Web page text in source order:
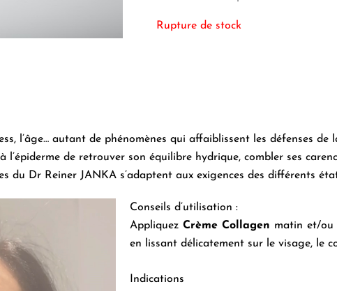
Rupture de stock
l’âge… autant de phénomènes qui affaiblissent les défenses
de retrouver son équilibre hydrique, combler ses
du Dr Reiner JANKA s’adaptent aux exigences des différents
Conseils d’utilisation :
Appliquez Crème Collagen matin et/ou
en lissant délicatement sur le visage, le
Indications